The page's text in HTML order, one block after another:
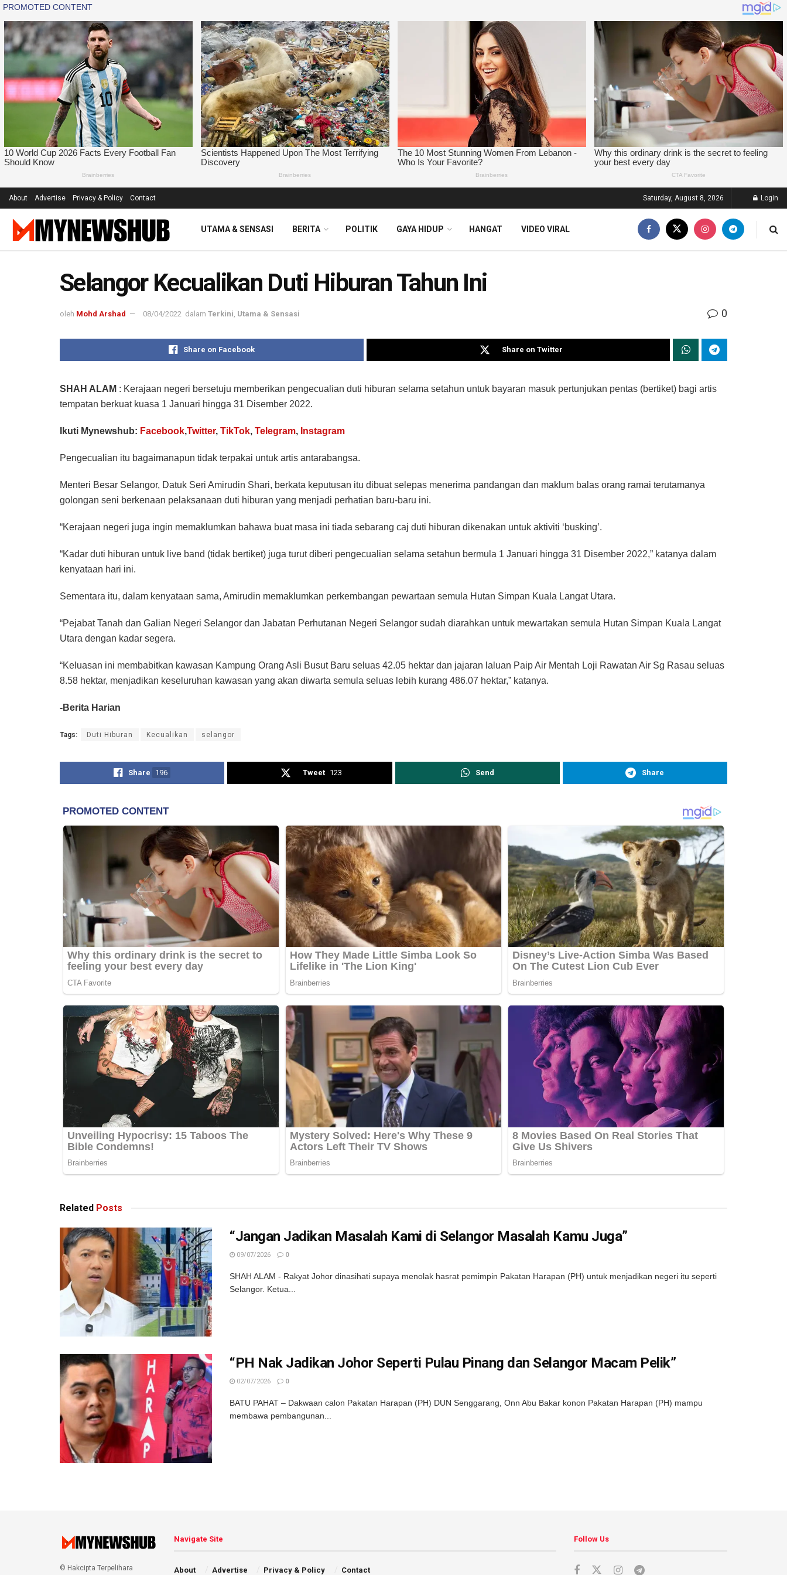
About Advertise Privacy & Policy Contact Saturday, August 8, 2026 Login
UTAMA & SENSASI BERITA POLITIK GAYA HIDUP HANGAT VIDEO VIRAL
Selangor Kecualikan Duti Hiburan Tahun Ini
oleh Mohd Arshad 08/04/2022 dalam Terkini Utama & Sensasi 0
Share on Facebook Share on Twitter
SHAH ALAM : Kerajaan negeri bersetuju memberikan pengecualian duti hiburan selama setahun untuk bayaran masuk pertunjukan pentas (bertiket) bagi artis
tempatan berkuat kuasa 1 Januari hingga 31 Disember 2022.
Ikuti Mynewshub: Facebook,Twitter, TikTok, Telegram, Instagram
Pengecualian itu bagaimanapun tidak terpakai untuk artis antarabangsa.
Menteri Besar Selangor, Datuk Seri Amirudin Shari, berkata keputusan itu dibuat selepas menerima pandangan dan maklum balas orang ramai terutamanya
golongan seni berkenaan pelaksanaan duti hiburan yang menjadi perhatian baru-baru ini.
“Kerajaan negeri juga ingin memaklumkan bahawa buat masa ini tiada sebarang caj duti hiburan dikenakan untuk aktiviti ‘busking’.
“Kadar duti hiburan untuk live band (tidak bertiket) juga turut diberi pengecualian selama setahun bermula 1 Januari hingga 31 Disember 2022,” katanya dalam
kenyataan hari ini.
Sementara itu, dalam kenyataan sama, Amirudin memaklumkan perkembangan pewartaan semula Hutan Simpan Kuala Langat Utara.
“Pejabat Tanah dan Galian Negeri Selangor dan Jabatan Perhutanan Negeri Selangor sudah diarahkan untuk mewartakan semula Hutan Simpan Kuala Langat
Utara dengan kadar segera.
“Keluasan ini membabitkan kawasan Kampung Orang Asli Busut Baru seluas 42.05 hektar dan jajaran laluan Paip Air Mentah Loji Rawatan Air Sg Rasau seluas
8.58 hektar, menjadikan keseluruhan kawasan yang akan diwarta semula seluas lebih kurang 486.07 hektar,” katanya.
-Berita Harian
Tags: Duti Hiburan Kecualikan selangor
Share 196 Tweet 123 Send Share
Related Posts
“Jangan Jadikan Masalah Kami di Selangor Masalah Kamu Juga”
09/07/2026 0
SHAH ALAM - Rakyat Johor dinasihati supaya menolak hasrat pemimpin Pakatan Harapan (PH) untuk menjadikan negeri itu seperti
Selangor. Ketua...
“PH Nak Jadikan Johor Seperti Pulau Pinang dan Selangor Macam Pelik”
02/07/2026 0
BATU PAHAT – Dakwaan calon Pakatan Harapan (PH) DUN Senggarang, Onn Abu Bakar konon Pakatan Harapan (PH) mampu
membawa pembangunan...
© Hakcipta Terpelihara
Navigate Site
About Advertise Privacy & Policy Contact
Follow Us